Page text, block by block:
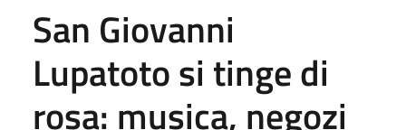
San Giovanni
Lupatoto si tinge di
rosa: musica, negozi